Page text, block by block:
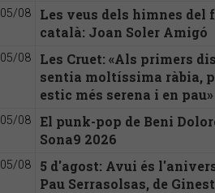
05/08
Les veus dels himnes del
català: Joan Soler Amigó
05/08
Les Cruet: «Als primers
sentia moltíssima ràbia,
estic més serena i en pau»
05/08
El punk-pop de Beni
Sona9 2026
05/08
5 d'agost: Avui és
Pau Serrasolsas, de